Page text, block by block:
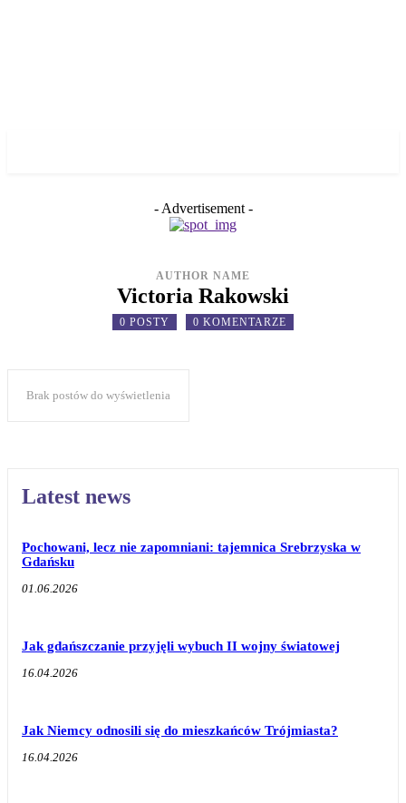
- Advertisement -
AUTHOR NAME
Victoria Rakowski
0 POSTY 0 KOMENTARZE
Brak postów do wyświetlenia
Latest news
Pochowani, lecz nie zapomniani: tajemnica Srebrzyska w
Gdańsku
01.06.2026
Jak gdańszczanie przyjęli wybuch II wojny światowej
16.04.2026
Jak Niemcy odnosili się do mieszkańców Trójmiasta?
16.04.2026